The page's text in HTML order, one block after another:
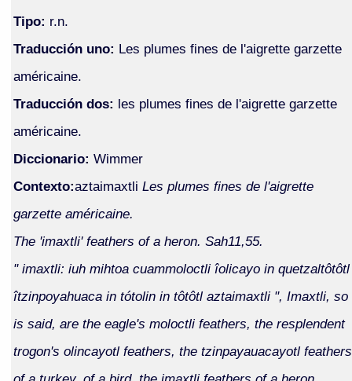
Tipo: r.n.
Traducción uno: Les plumes fines de l'aigrette garzette
américaine.
Traducción dos: les plumes fines de l'aigrette garzette
américaine.
Diccionario: Wimmer
Contexto:aztaimaxtli Les plumes fines de l'aigrette
garzette américaine.
The 'imaxtli' feathers of a heron. Sah11,55.
" imaxtli: iuh mihtoa cuammoloctli îolicayo in quetzaltôtôtl
îtzinpoyahuaca in tótolin in tôtôtl aztaimaxtli ", Imaxtli, so
is said, are the eagle's moloctli feathers, the resplendent
trogon's olincayotl feathers, the tzinpayauacayotl feathers